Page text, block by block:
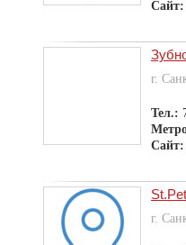
Сайт:
г.
Тел.:
Сайт:
г.